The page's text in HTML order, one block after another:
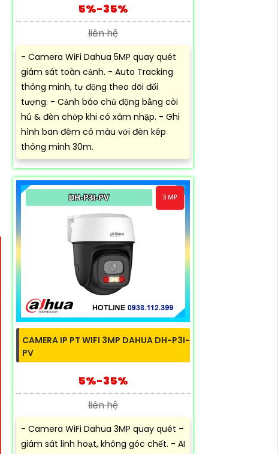
5%-35%
liên hệ
- Camera WiFi Dahua 5MP quay quét
giám sát toàn cảnh. - Auto Tracking
thông minh, tự động theo dõi đối
tượng. - Cảnh báo chủ động bằng còi
hú & đèn chớp khi có xâm nhập. - Ghi
hình ban đêm có màu với đèn kép
thông minh 30m.
CAMERA IP PT WIFI 3MP DAHUA DH-P3I-
PV
5%-35%
liên hệ
- Camera WiFi Dahua 3MP quay quét –
giám sát linh hoạt, không góc chết. - AI